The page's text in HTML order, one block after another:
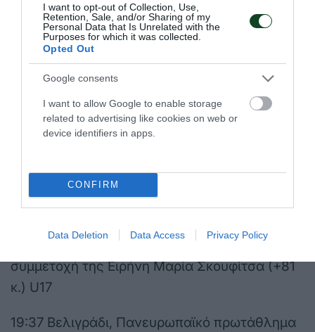
I want to opt-out of Collection, Use,
Retention, Sale, and/or Sharing of my
Personal Data that Is Unrelated with the
Purposes for which it was collected.
Opted Out
Google consents
I want to allow Google to enable storage
related to advertising like cookies on web or
device identifiers in apps.
CONFIRM
Data Deletion Data Access Privacy Policy
13:15 Κατσιμήδειο Τρίκαλα, Κρόνος Αγ. Δημ.-
Παναθηναϊκός, Πανελλήνιο πρωτάθλημα
μπάσκετ κορασίδων (θέσεις 3-4)
πυγμαχίας με τη συμμετοχή των Λάκο,
Στρογγυλού, Βρεττού, Τζαβάρα και Πανάγου
και Μεγάλος Τελικός Κορίτσια Κ16 ΕΣΠΑΑΑ
πρωτάθλημα κορασίδων άρσης βαρών με τη
συμμετοχή της Ειρήνη Μαρία Σκουφίτσα (+81
κ.) U17
19:37 Βελιγράδι, Πανευρωπαϊκό πρωτάθλημα